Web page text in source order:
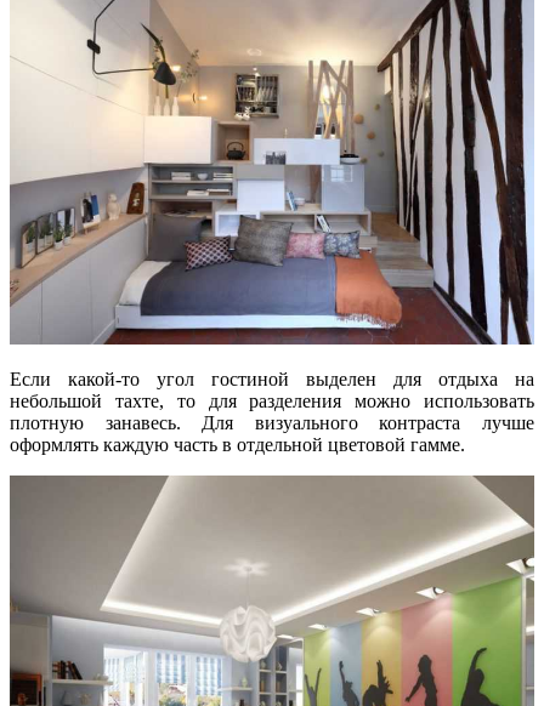
Если какой-то угол гостиной выделен для отдыха на
небольшой тахте, то для разделения можно использовать
плотную занавесь. Для визуального контраста лучше
оформлять каждую часть в отдельной цветовой гамме.